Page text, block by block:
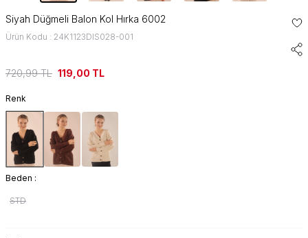
Siyah Düğmeli Balon Kol Hırka 6002
Ürün Kodu : 24K1123DIS028-001
720,99TL 119,00 TL
Renk
Beden :
STD